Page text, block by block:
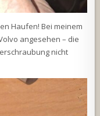
Haufen! Bei meinem
angesehen – die
nicht